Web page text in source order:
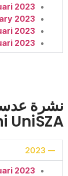
2023
2023
2023
2023
2023
2023